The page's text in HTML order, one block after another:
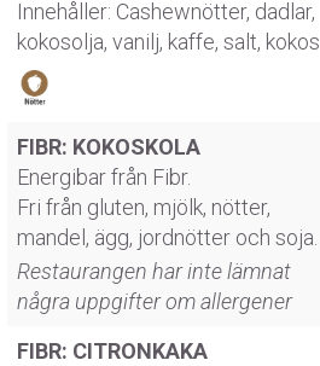
Innehåller: Cashewnötter, dadlar,
kokosolja, vanilj, kaffe, salt, kokos
FIBR: KOKOSKOLA
Energibar från Fibr.
Fri från gluten, mjölk, nötter,
mandel, ägg, jordnötter och soja.
Restaurangen har inte lämnat
några uppgifter om allergener
FIBR: CITRONKAKA